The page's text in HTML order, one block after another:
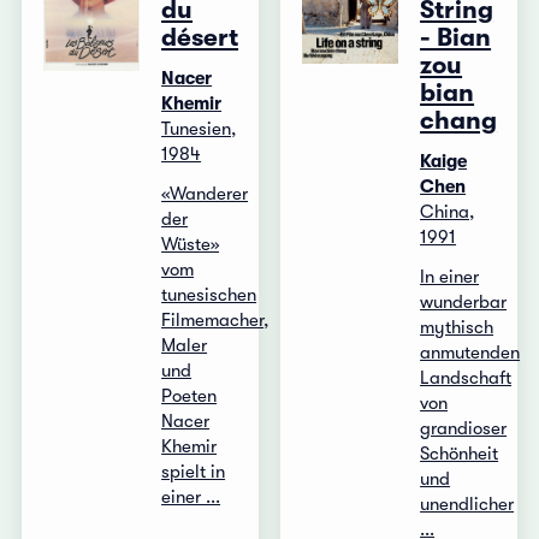
du
désert
Nacer
Khemir
Tunesien,
1984
«Wanderer
der
Wüste»
vom
tunesischen
Filmemacher,
Maler
und
Poeten
Nacer
Khemir
spielt in
einer ...
String
- Bian
zou
bian
chang
Kaige
Chen
China,
1991
In einer
wunderbar
mythisch
anmutenden
Landschaft
von
grandioser
Schönheit
und
unendlicher
...